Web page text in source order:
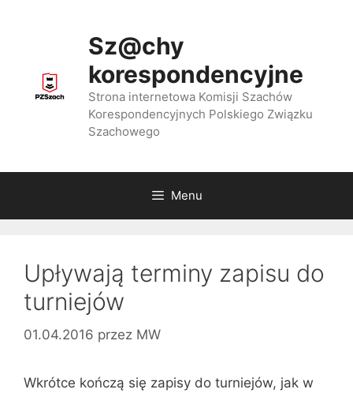
Sz@chy
korespondencyjne
Strona internetowa Komisji Szachów
Korespondencyjnych Polskiego Związku
Szachowego
Menu
Upływają terminy zapisu do
turniejów
01.04.2016 przez MW
Wkrótce kończą się zapisy do turniejów, jak w